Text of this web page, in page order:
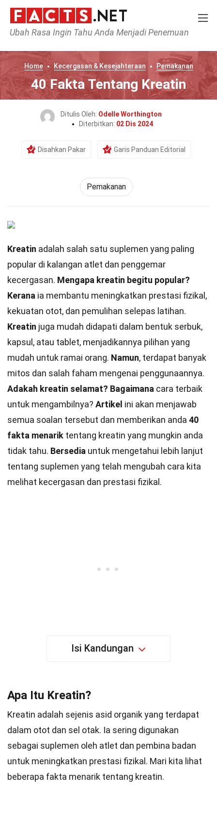
Ubah Rasa Ingin Tahu Anda Menjadi Penemuan
Home Kecergasan & Kesejahteraan Pemakanan
40 Fakta Tentang Kreatin
Ditulis Oleh: Odelle Worthington
Diterbitkan: 02 Dis 2024
Disahkan Pakar Garis Panduan Editorial
Pemakanan
Kreatin adalah salah satu suplemen yang paling
popular di kalangan atlet dan penggemar
kecergasan. Mengapa kreatin begitu popular?
Kerana ia membantu meningkatkan prestasi fizikal,
kekuatan otot, dan pemulihan selepas latihan.
Kreatin juga mudah didapati dalam bentuk serbuk,
kapsul, atau tablet, menjadikannya pilihan yang
mudah untuk ramai orang. Namun, terdapat banyak
mitos dan salah faham mengenai penggunaannya.
Adakah kreatin selamat? Bagaimana cara terbaik
untuk mengambilnya? Artikel ini akan menjawab
semua soalan tersebut dan memberikan anda 40
fakta menarik tentang kreatin yang mungkin anda
tidak tahu. Bersedia untuk mengetahui lebih lanjut
tentang suplemen yang telah mengubah cara kita
melihat kecergasan dan prestasi fizikal.
Isi Kandungan
Apa Itu Kreatin?
Kreatin adalah sejenis asid organik yang terdapat
dalam otot dan sel otak. Ia sering digunakan
sebagai suplemen oleh atlet dan pembina badan
untuk meningkatkan prestasi fizikal. Mari kita lihat
beberapa fakta menarik tentang kreatin.